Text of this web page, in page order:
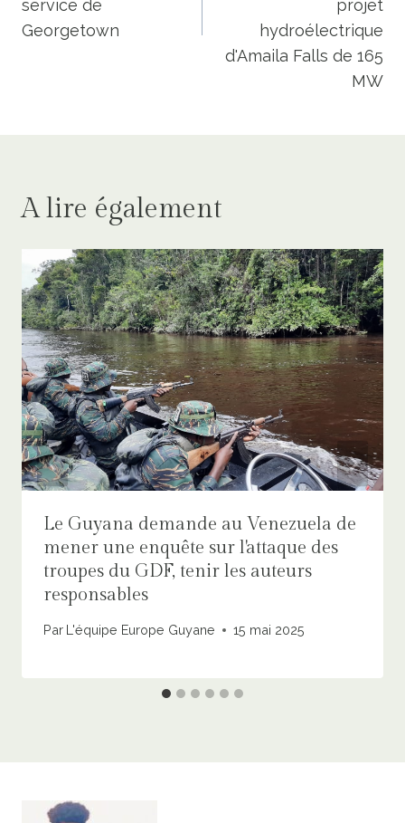
service de
Georgetown
projet
hydroélectrique
d'Amaila Falls de 165
MW
A lire également
Le Guyana demande au Venezuela de
mener une enquête sur l'attaque des
troupes du GDF, tenir les auteurs
responsables
Par L'équipe Europe Guyane 15 mai 2025